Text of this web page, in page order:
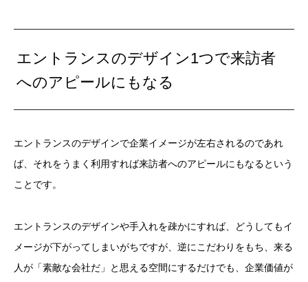
エントランスのデザイン1つで来訪者
へのアピールにもなる
エントランスのデザインで企業イメージが左右されるのであれ
ば、それをうまく利用すれば来訪者へのアピールにもなるという
ことです。
エントランスのデザインや手入れを疎かにすれば、どうしてもイ
メージが下がってしまいがちですが、逆にこだわりをもち、来る
人が「素敵な会社だ」と思える空間にするだけでも、企業価値が